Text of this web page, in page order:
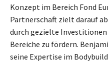
Konzept im Bereich Fond
Partnerschaft zielt darauf
durch gezielte
Bereiche zu fördern.
seine Expertise im